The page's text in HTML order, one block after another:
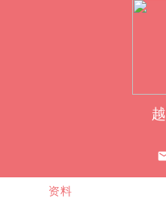
资料